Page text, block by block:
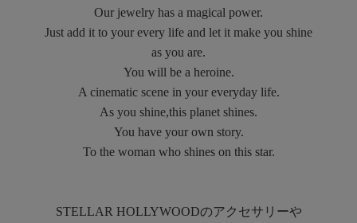
Our jewelry has a magical power.
Just add it to your every life and let it make you shine
as you are.
You will be a heroine.
A cinematic scene in your everyday life.
As you shine,this planet shines.
You have your own story.
To the woman who shines on this star.
STELLAR HOLLYWOODのアクセサリーや